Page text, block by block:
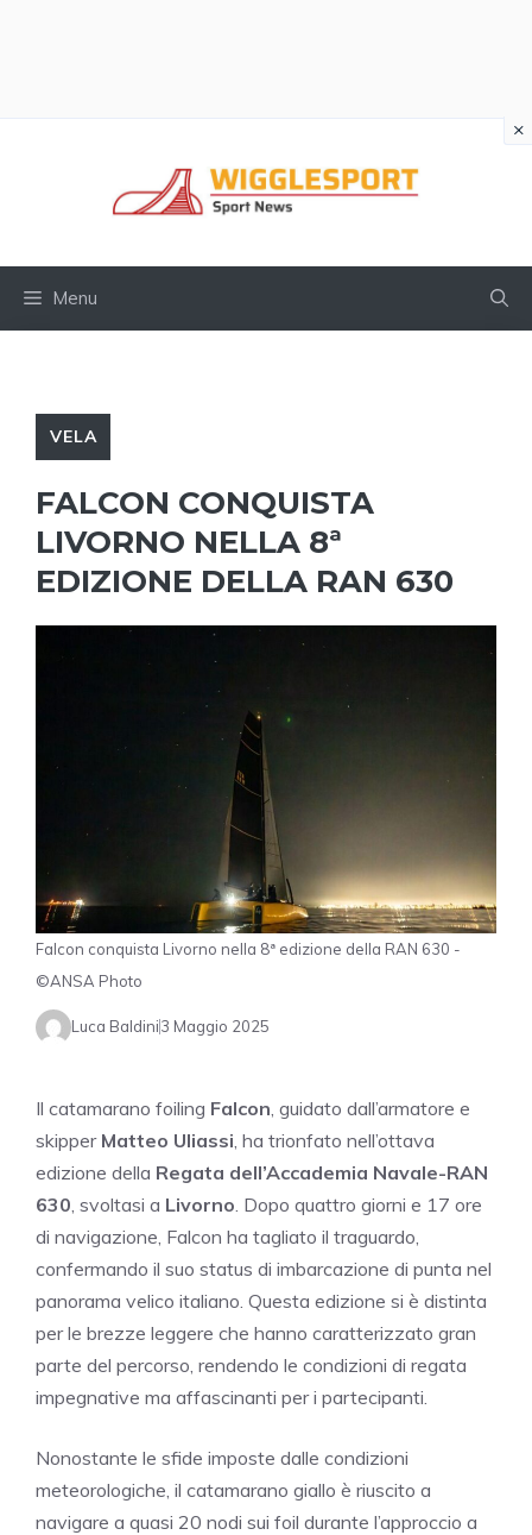
Menu
VELA
FALCON CONQUISTA
LIVORNO NELLA 8ª
EDIZIONE DELLA RAN 630
Falcon conquista Livorno nella 8ª edizione della RAN 630 -
©ANSA Photo
Luca Baldini3 Maggio 2025
Il catamarano foiling Falcon , guidato dall’armatore e
skipper Matteo Uliassi , ha trionfato nell’ottava
edizione della Regata dell’Accademia Navale-RAN
630 , svoltasi a Livorno . Dopo quattro giorni e 17 ore
di navigazione, Falcon ha tagliato il traguardo,
confermando il suo status di imbarcazione di punta nel
panorama velico italiano. Questa edizione si è distinta
per le brezze leggere che hanno caratterizzato gran
parte del percorso, rendendo le condizioni di regata
impegnative ma affascinanti per i partecipanti.
Nonostante le sfide imposte dalle condizioni
meteorologiche, il catamarano giallo è riuscito a
navigare a quasi 20 nodi sui foil durante l’approccio a
×